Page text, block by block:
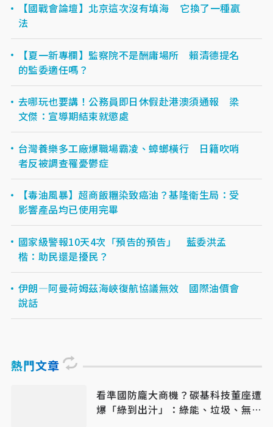
【國戰會論壇】北京這次沒有填海 它換了一種贏
法
【夏一新專欄】監察院不是酬庸場所 賴清德提名
的監委適任嗎？
去哪玩也要講！公務員即日休假赴港澳須通報 梁
文傑：宣導期結束就懲處
台灣養樂多工廠爆職場霸凌、蟑螂橫行 日籍吹哨
者反被調查罹憂鬱症
【毒油風暴】超商飯糰染致癌油？基隆衛生局：受
影響產品均已使用完畢
國家級警報10天4次「預告的預告」 藍委洪孟
楷：助民還是擾民？
伊朗—阿曼荷姆茲海峽復航協議無效 國際油價會
說話
熱門文章
看準國防龐大商機？碳基科技董座遭
爆「綠到出汁」：綠能、垃圾、無人